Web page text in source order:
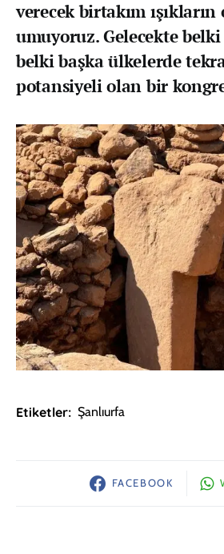
verecek birtakım ışıkların
umuyoruz. Gelecekte
belki başka ülkelerde
potansiyeli olan bir
Etiketler: Şanlıurfa
FACEBOOK